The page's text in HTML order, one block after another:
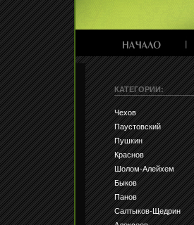
КАТЕГОРИИ:
Чехов
Паустовский
Пушкин
Краснов
Шолом-Алейхем
Быков
Панов
Салтыков-Щедрин